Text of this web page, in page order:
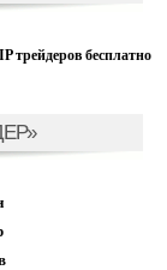
трейдеров бесплатно